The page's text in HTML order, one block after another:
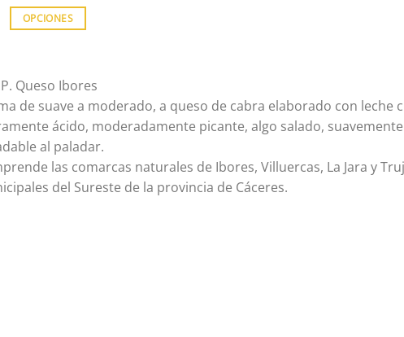
OPCIONES
tiene
múltiples
variantes.
Las
opciones
se
pueden
Queso Ibores
de suave a moderado, a queso de cabra elaborado con leche
ácido, moderadamente picante, algo salado,
al paladar.
las comarcas naturales de Ibores, Villuercas, La Jara y
del Sureste de la provincia de Cáceres.